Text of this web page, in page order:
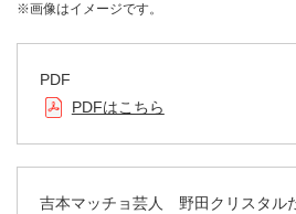
※画像はイメージです。
PDF
PDFはこちら
吉本マッチョ芸人 野田クリスタル